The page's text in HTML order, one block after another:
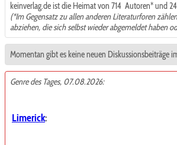
keinverlag.de ist die Heimat von 714 Autoren* und
(*Im Gegensatz zu allen anderen Literaturforen
abziehen, die sich selbst wieder abgemeldet haben
Momentan gibt es keine neuen Diskussionsbeiträge
Genre des Tages, 07.08.2026:
Limerick: